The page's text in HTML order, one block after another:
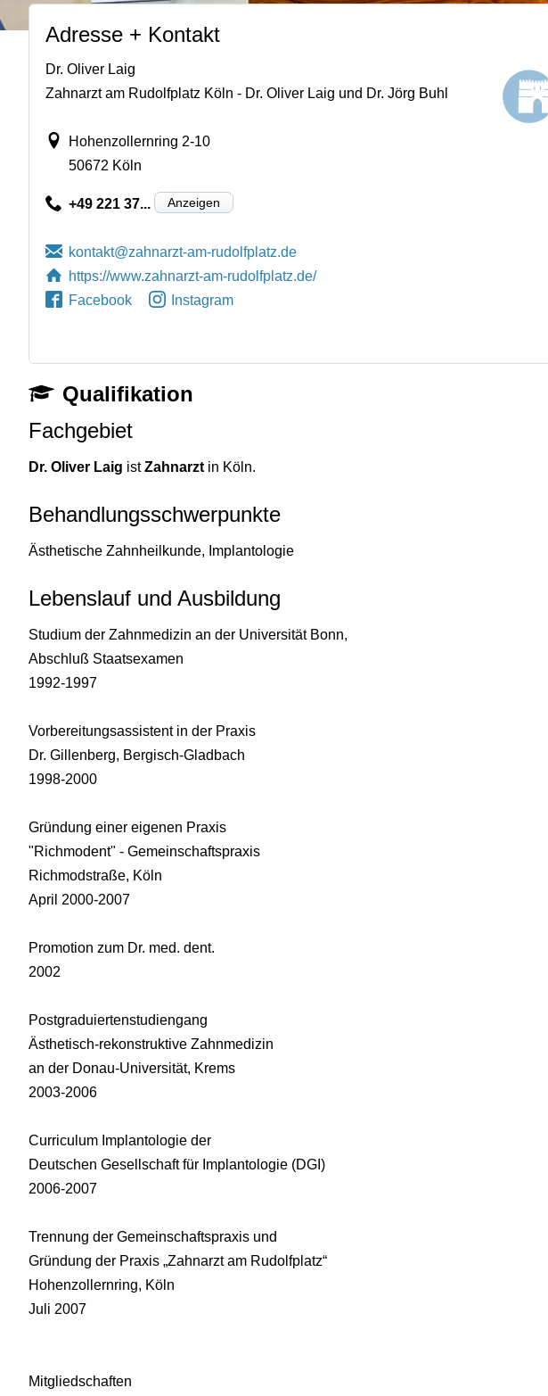
Adresse + Kontakt
Dr. Oliver Laig
Zahnarzt am Rudolfplatz Köln - Dr. Oliver Laig und Dr. Jörg Buhl
Hohenzollernring 2-10
50672 Köln
+49 221 37... Anzeigen
https://www.zahnarzt-am-rudolfplatz.de/
Facebook
Instagram
Qualifikation
Fachgebiet
Dr. Oliver Laig istZahnarzt in Köln.
Behandlungsschwerpunkte
Ästhetische Zahnheilkunde, Implantologie
Lebenslauf und Ausbildung
Studium der Zahnmedizin an der Universität Bonn,
Abschluß Staatsexamen
1992-1997
Vorbereitungsassistent in der Praxis
Dr. Gillenberg, Bergisch-Gladbach
1998-2000
Gründung einer eigenen Praxis
"Richmodent" - Gemeinschaftspraxis
Richmodstraße, Köln
April 2000-2007
Promotion zum Dr. med. dent.
2002
Postgraduiertenstudiengang
Ästhetisch-rekonstruktive Zahnmedizin
an der Donau-Universität, Krems
2003-2006
Curriculum Implantologie der
Deutschen Gesellschaft für Implantologie (DGI)
2006-2007
Trennung der Gemeinschaftspraxis und
Gründung der Praxis „Zahnarzt am Rudolfplatz“
Hohenzollernring, Köln
Juli 2007
Mitgliedschaften